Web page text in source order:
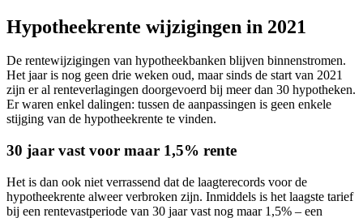
Hypotheekrente wijzigingen in 2021
De rentewijzigingen van hypotheekbanken blijven binnenstromen.
Het jaar is nog geen drie weken oud, maar sinds de start van 2021
zijn er al renteverlagingen doorgevoerd bij meer dan 30 hypotheken.
Er waren enkel dalingen: tussen de aanpassingen is geen enkele
stijging van de hypotheekrente te vinden.
30 jaar vast voor maar 1,5% rente
Het is dan ook niet verrassend dat de laagterecords voor de
hypotheekrente alweer verbroken zijn. Inmiddels is het laagste tarief
bij een rentevastperiode van 30 jaar vast nog maar 1,5% – een